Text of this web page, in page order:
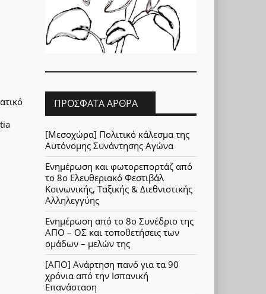
ΠΡΌΣΦΑΤΑ ΆΡΘΡΑ
[Μεσοχώρα] Πολιτικό κάλεσμα της
Αυτόνομης Συνάντησης Αγώνα
Ενημέρωση και φωτορεπορτάζ από
το 8ο Ελευθεριακό Φεστιβάλ
Κοινωνικής, Ταξικής & Διεθνιστικής
Αλληλεγγύης
Ενημέρωση από το 8ο Συνέδριο της
ΑΠΟ – ΟΣ και τοποθετήσεις των
ομάδων – μελών της
[ΑΠΟ] Ανάρτηση πανό για τα 90
χρόνια από την Ισπανική
Επανάσταση